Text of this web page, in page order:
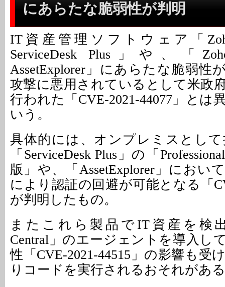
にあらたな脆弱性が判明
IT資産管理ソフトウェア「Zoho
ServiceDesk Plus」や、「Zoho
AssetExplorer」にあらたな脆弱性
攻撃に悪用されているとして米政
行われた「CVE-2021-44077」とは
いう。
具体的には、オンプレミスとし
「ServiceDesk Plus」の「
版」や、「AssetExplorer」におい
により認証の回避が可能となる「
が判明したもの。
またこれら製品でIT資産を検
Central」のエージェントを導入し
性「CVE-2021-44515」の影響も受
りコードを実行されるおそれがあ